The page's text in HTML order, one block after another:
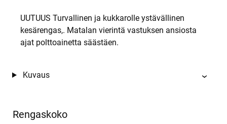
UUTUUS Turvallinen ja kukkarolle ystävällinen
kesärengas,. Matalan vierintä vastuksen ansiosta
ajat polttoainetta säästäen.
Kuvaus
Rengaskoko